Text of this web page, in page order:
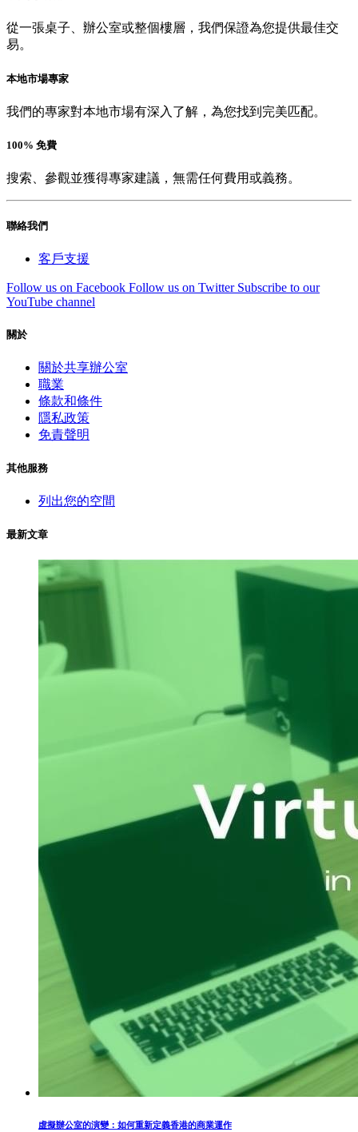
從一張桌子、辦公室或整個樓層，我們保證為您提供最佳交
易。
本地市場專家
我們的專家對本地市場有深入了解，為您找到完美匹配。
100% 免費
搜索、參觀並獲得專家建議，無需任何費用或義務。
聯絡我們
客戶支援
Follow us on Facebook Follow us on Twitter Subscribe to our
YouTube channel
關於
關於共享辦公室
職業
條款和條件
隱私政策
免責聲明
其他服務
列出您的空間
最新文章
虛擬辦公室的演變：如何重新定義香港的商業運作